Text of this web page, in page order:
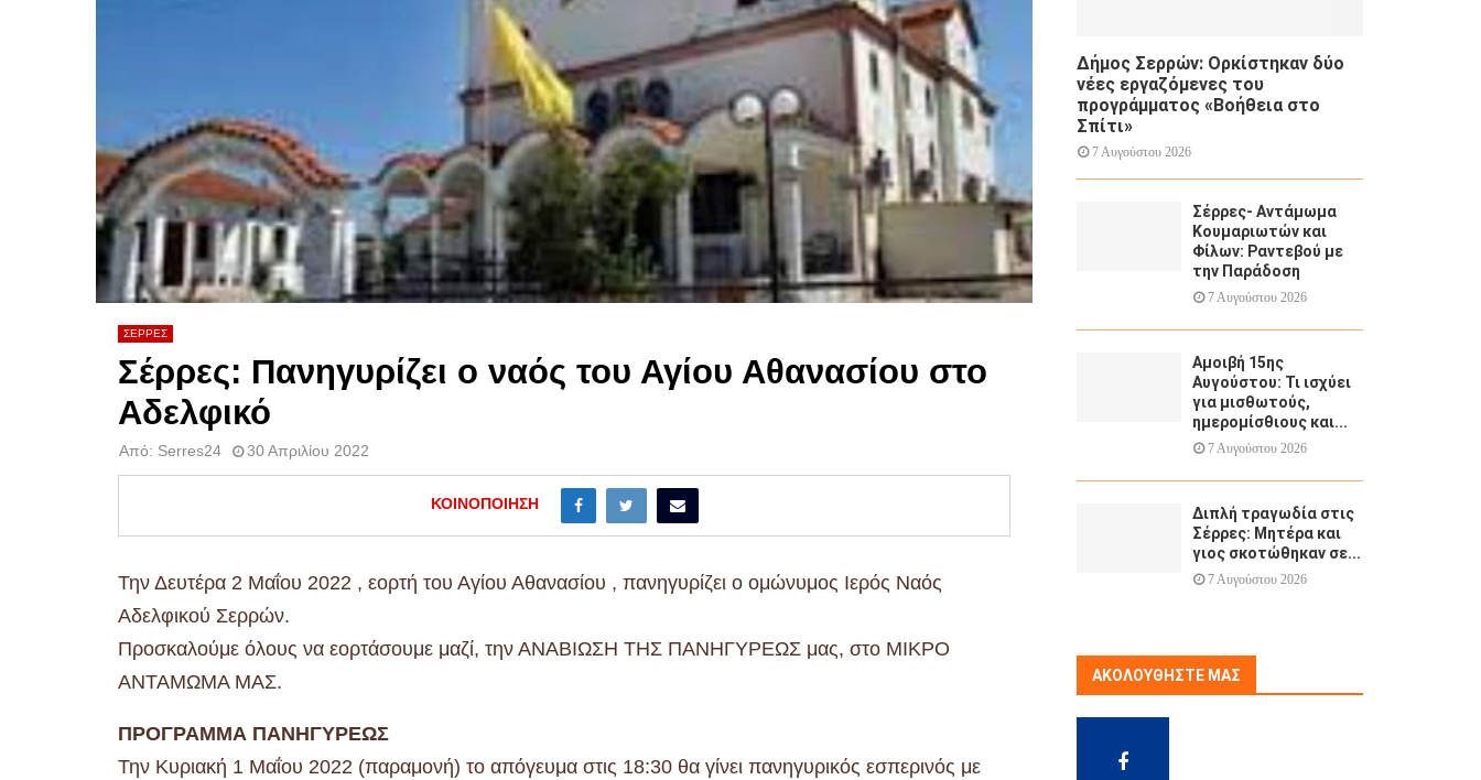
ΣΕΡΡΕΣ
Σέρρες: Πανηγυρίζει ο ναός του Αγίου Αθανασίου στο
Αδελφικό
Από: Serres24 30 Απριλίου 2022
ΚΟΙΝΟΠΟΊΗΣΗ
Την Δευτέρα 2 Μαΐου 2022 , εορτή του Αγίου Αθανασίου , πανηγυρίζει ο ομώνυμος Ιερός Ναός
Αδελφικού Σερρών.
Προσκαλούμε όλους να εορτάσουμε μαζί, την ΑΝΑΒΙΩΣΗ ΤΗΣ ΠΑΝΗΓΥΡΕΩΣ μας, στο ΜΙΚΡΟ
ΑΝΤΑΜΩΜΑ ΜΑΣ.
ΠΡΟΓΡΑΜΜΑ ΠΑΝΗΓΥΡΕΩΣ
Την Κυριακή 1 Μαΐου 2022 (παραμονή) το απόγευμα στις 18:30 θα γίνει πανηγυρικός εσπερινός με
Δήμος Σερρών: Ορκίστηκαν δύο
νέες εργαζόμενες του
προγράμματος «Βοήθεια στο
Σπίτι»
7 Αυγούστου 2026
Σέρρες- Αντάμωμα
Κουμαριωτών και
Φίλων: Ραντεβού με
την Παράδοση
7 Αυγούστου 2026
Αμοιβή 15ης
Αυγούστου: Τι ισχύει
για μισθωτούς,
ημερομίσθιους και...
7 Αυγούστου 2026
Διπλή τραγωδία στις
Σέρρες: Μητέρα και
γιος σκοτώθηκαν σε...
7 Αυγούστου 2026
ΑΚΟΛΟΥΘΉΣΤΕ ΜΑΣ